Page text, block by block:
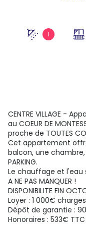
1
CENTRE VILLAGE -
au COEUR DE
proche de TOUTES
Cet appartement
balcon, une chambre,
PARKING.
Le chauffage et l'eau
A NE PAS MANQUER !
DISPONIBILITE FIN
Loyer : 1 000€
Dépôt de garantie :
Honoraires : 533€